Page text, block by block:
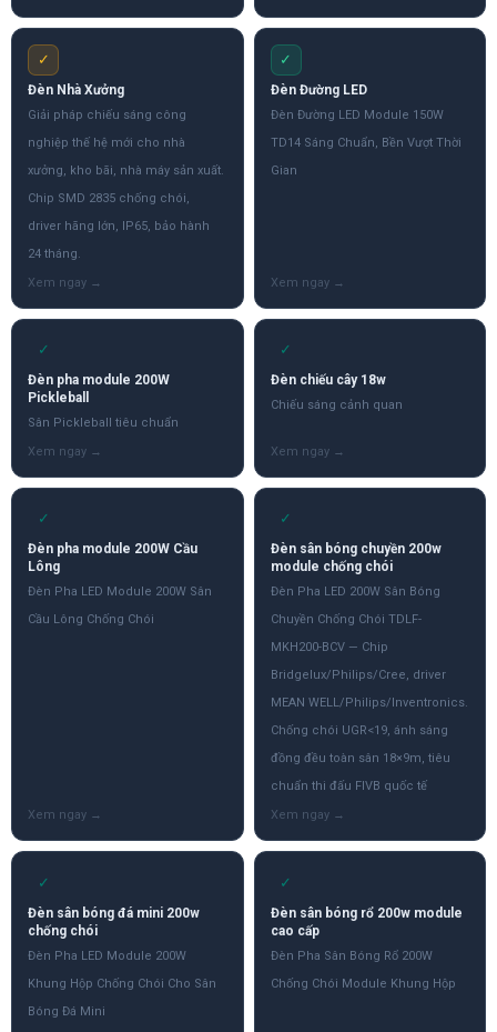
✓
Đèn Nhà Xưởng
Giải pháp chiếu sáng công
nghiệp thế hệ mới cho nhà
xưởng, kho bãi, nhà máy sản xuất.
Chip SMD 2835 chống chói,
driver hãng lớn, IP65, bảo hành
24 tháng.
✓
Đèn Đường LED
Đèn Đường LED Module 150W
TD14 Sáng Chuẩn, Bền Vượt Thời
Gian
✓
Đèn pha module 200W
Pickleball
Sân Pickleball tiêu chuẩn
✓
Đèn chiếu cây 18w
Chiếu sáng cảnh quan
✓
Đèn pha module 200W Cầu
Lông
Đèn Pha LED Module 200W Sân
Cầu Lông Chống Chói
✓
Đèn sân bóng chuyền 200w
module chống chói
Đèn Pha LED 200W Sân Bóng
Chuyền Chống Chói TDLF-
MKH200-BCV — Chip
Bridgelux/Philips/Cree, driver
MEAN WELL/Philips/Inventronics.
Chống chói UGR<19, ánh sáng
đồng đều toàn sân 18×9m, tiêu
chuẩn thi đấu FIVB quốc tế
✓
Đèn sân bóng đá mini 200w
chống chói
Đèn Pha LED Module 200W
Khung Hộp Chống Chói Cho Sân
Bóng Đá Mini
✓
Đèn sân bóng rổ 200w module
cao cấp
Đèn Pha Sân Bóng Rổ 200W
Chống Chói Module Khung Hộp